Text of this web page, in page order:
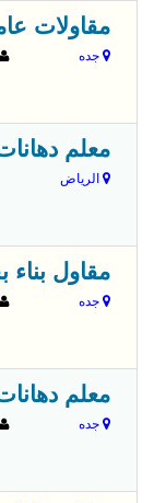
مقاولات
جده
معلم دهانات
الرياض
مقاول بناء بجدة
جده
معلم دهانات
جده